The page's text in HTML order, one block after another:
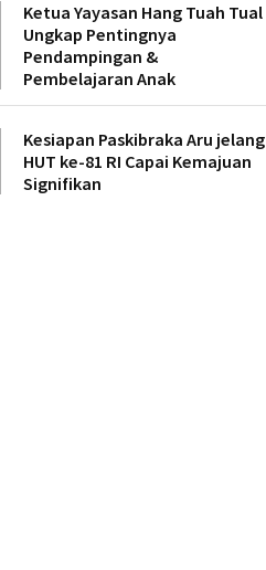
Ketua Yayasan Hang Tuah Tual
Ungkap Pentingnya
Pendampingan &
Pembelajaran Anak
Kesiapan Paskibraka Aru jelang
HUT ke-81 RI Capai Kemajuan
Signifikan